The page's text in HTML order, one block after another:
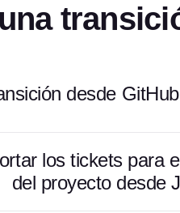
desde GitHub
los tickets para
del proyecto desde